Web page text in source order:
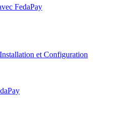
FedaPay
et Configuration